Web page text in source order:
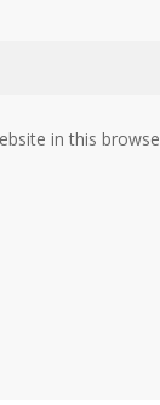
in this